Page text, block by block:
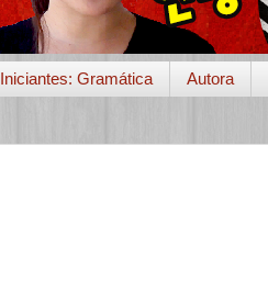
Iniciantes: Gramática Autora